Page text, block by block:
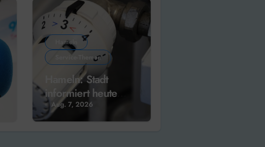
Hameln
Service-Themen
Hameln: Stadt
informiert heute
über kommunale
Wärmeplanung
Aug. 7, 2026